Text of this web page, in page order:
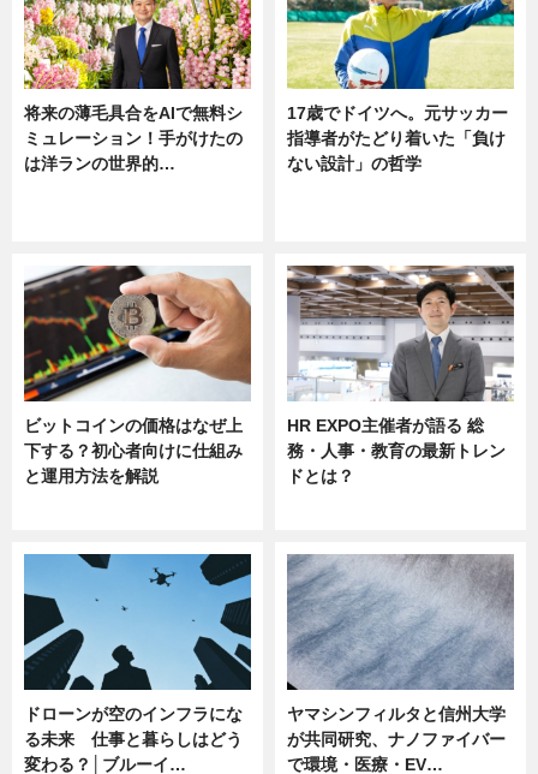
将来の薄毛具合をAIで無料シ
ミュレーション！手がけたの
は洋ランの世界的…
17歳でドイツへ。元サッカー
指導者がたどり着いた「負け
ない設計」の哲学
ビットコインの価格はなぜ上
下する？初心者向けに仕組み
と運用方法を解説
HR EXPO主催者が語る 総
務・人事・教育の最新トレン
ドとは？
ドローンが空のインフラにな
る未来 仕事と暮らしはどう
変わる？│ブルーイ…
ヤマシンフィルタと信州大学
が共同研究、ナノファイバー
で環境・医療・EV…